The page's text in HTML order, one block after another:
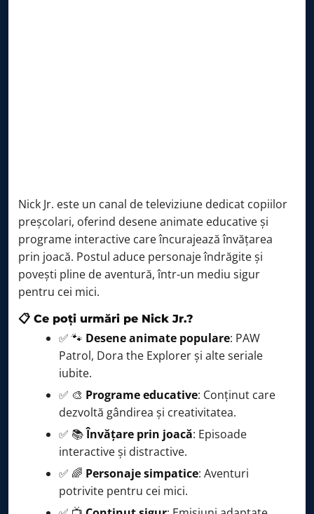
Nick Jr. este un canal de televiziune dedicat copiilor
preșcolari, oferind desene animate educative și
programe interactive care încurajează învățarea
prin joacă. Postul aduce personaje îndrăgite și
povești pline de aventură, într-un mediu sigur
pentru cei mici.
📋 Ce poți urmări pe Nick Jr.?
✅ 🐾 Desene animate populare: PAW
Patrol, Dora the Explorer și alte seriale
iubite.
✅ 🎨 Programe educative: Conținut care
dezvoltă gândirea și creativitatea.
✅ 📚Învățare prin joacă: Episoade
interactive și distractive.
✅ 🌈 Personaje simpatice: Aventuri
potrivite pentru cei mici.